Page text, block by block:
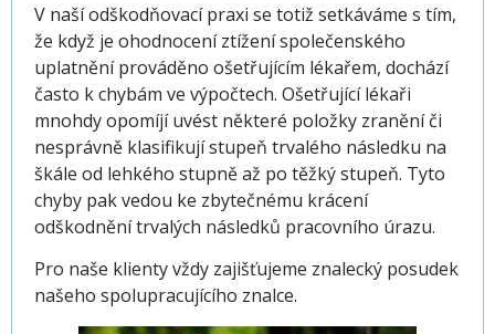
V naší odškodňovací praxi se totiž setkáváme s tím,
že když je ohodnocení ztížení společenského
uplatnění prováděno ošetřujícím lékařem, dochází
často k chybám ve výpočtech. Ošetřující lékaři
mnohdy opomíjí uvést některé položky zranění či
nesprávně klasifikují stupeň trvalého následku na
škále od lehkého stupně až po těžký stupeň. Tyto
chyby pak vedou ke zbytečnému krácení
odškodnění trvalých následků pracovního úrazu.
Pro naše klienty vždy zajišťujeme znalecký posudek
našeho spolupracujícího znalce.